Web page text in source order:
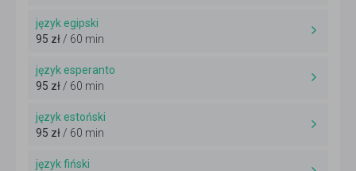
język egipski
95 zł / 60 min
język esperanto
95 zł / 60 min
język estoński
95 zł / 60 min
język fiński